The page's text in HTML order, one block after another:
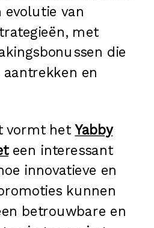
evolutie van
met
die
en
vormt hetYabby
een interessant
innovatieve en
kunnen
betrouwbare en